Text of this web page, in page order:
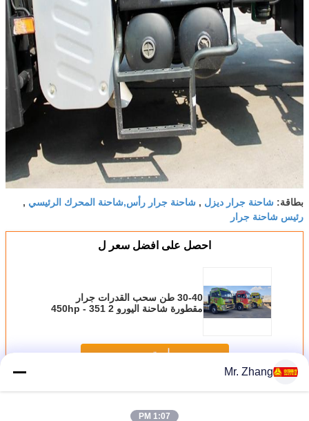
بطاقة: شاحنة جرار ديزل , شاحنة جرار رأس,شاحنة المحرك الرئيسي ,
رئيس شاحنة جرار
احصل على افضل سعر ل
30-40 طن سحب القدرات جرار
مقطورة شاحنة اليورو 2 351 - 450hp
استمر
أكثرشاحنة مقطورة جرار
Mr. Zhang
1:07 PM